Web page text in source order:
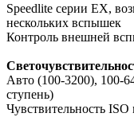
Speedlite серии EX,
нескольких вспышек
Контроль внешней
Авто (100-3200), 100-
ступень)
Чувствительность